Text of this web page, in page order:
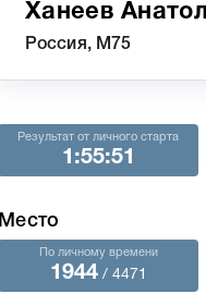
Ханеев
Россия, М75
Результат от личного старта
1:55:51
Место
По личному времени
1944/ 4471